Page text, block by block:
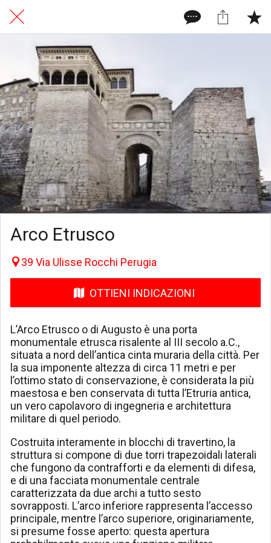
Arco Etrusco
39 Via Ulisse Rocchi Perugia
OTTIENI INDICAZIONI
L’Arco Etrusco o di Augusto è una porta
monumentale etrusca risalente al III secolo a.C.,
situata a nord dell’antica cinta muraria della città. Per
la sua imponente altezza di circa 11 metri e per
l’ottimo stato di conservazione, è considerata la più
maestosa e ben conservata di tutta l’Etruria antica,
un vero capolavoro di ingegneria e architettura
militare di quel periodo.
Costruita interamente in blocchi di travertino, la
struttura si compone di due torri trapezoidali laterali
che fungono da contrafforti e da elementi di difesa,
e di una facciata monumentale centrale
caratterizzata da due archi a tutto sesto
sovrapposti. L’arco inferiore rappresenta l’accesso
principale, mentre l’arco superiore, originariamente,
si presume fosse aperto: questa apertura